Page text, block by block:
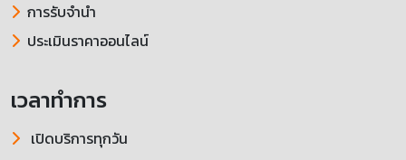
การรับจำนำ
ประเมินราคาออนไลน์
เวลาทำการ
เปิดบริการทุกวัน